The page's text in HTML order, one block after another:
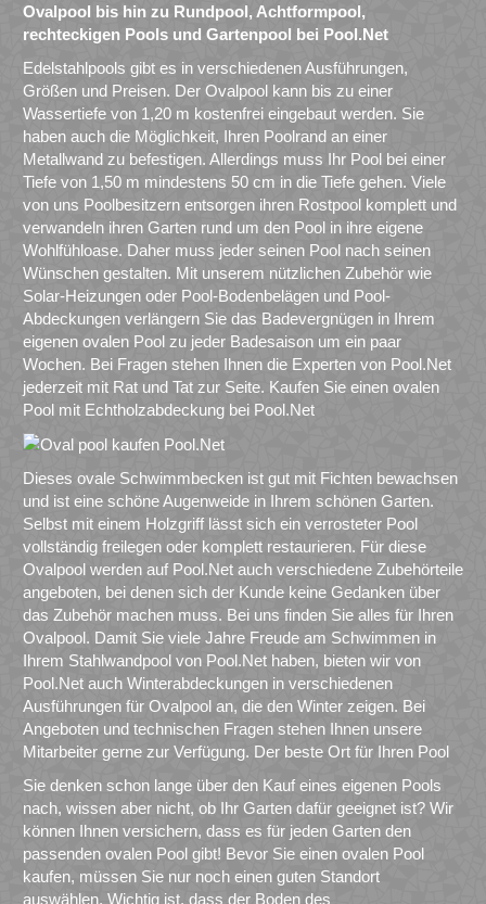
Ovalpool bis hin zu Rundpool, Achtformpool,
rechteckigen Pools und Gartenpool bei Pool.Net
Edelstahlpools gibt es in verschiedenen Ausführungen,
Größen und Preisen. Der Ovalpool kann bis zu einer
Wassertiefe von 1,20 m kostenfrei eingebaut werden. Sie
haben auch die Möglichkeit, Ihren Poolrand an einer
Metallwand zu befestigen. Allerdings muss Ihr Pool bei einer
Tiefe von 1,50 m mindestens 50 cm in die Tiefe gehen. Viele
von uns Poolbesitzern entsorgen ihren Rostpool komplett und
verwandeln ihren Garten rund um den Pool in ihre eigene
Wohlfühloase. Daher muss jeder seinen Pool nach seinen
Wünschen gestalten. Mit unserem nützlichen Zubehör wie
Solar-Heizungen oder Pool-Bodenbelägen und Pool-
Abdeckungen verlängern Sie das Badevergnügen in Ihrem
eigenen ovalen Pool zu jeder Badesaison um ein paar
Wochen. Bei Fragen stehen Ihnen die Experten von Pool.Net
jederzeit mit Rat und Tat zur Seite. Kaufen Sie einen ovalen
Pool mit Echtholzabdeckung bei Pool.Net
Dieses ovale Schwimmbecken ist gut mit Fichten bewachsen
und ist eine schöne Augenweide in Ihrem schönen Garten.
Selbst mit einem Holzgriff lässt sich ein verrosteter Pool
vollständig freilegen oder komplett restaurieren. Für diese
Ovalpool werden auf Pool.Net auch verschiedene Zubehörteile
angeboten, bei denen sich der Kunde keine Gedanken über
das Zubehör machen muss. Bei uns finden Sie alles für Ihren
Ovalpool. Damit Sie viele Jahre Freude am Schwimmen in
Ihrem Stahlwandpool von Pool.Net haben, bieten wir von
Pool.Net auch Winterabdeckungen in verschiedenen
Ausführungen für Ovalpool an, die den Winter zeigen. Bei
Angeboten und technischen Fragen stehen Ihnen unsere
Mitarbeiter gerne zur Verfügung. Der beste Ort für Ihren Pool
Sie denken schon lange über den Kauf eines eigenen Pools
nach, wissen aber nicht, ob Ihr Garten dafür geeignet ist? Wir
können Ihnen versichern, dass es für jeden Garten den
passenden ovalen Pool gibt! Bevor Sie einen ovalen Pool
kaufen, müssen Sie nur noch einen guten Standort
auswählen. Wichtig ist, dass der Boden des